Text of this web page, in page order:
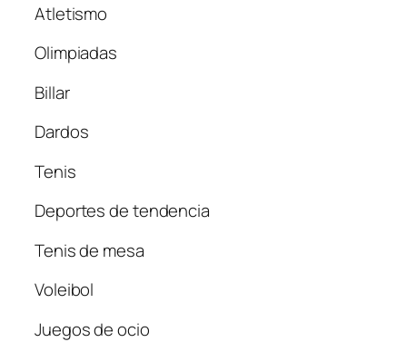
Atletismo
Olimpiadas
Billar
Dardos
Tenis
Deportes de tendencia
Tenis de mesa
Voleibol
Juegos de ocio